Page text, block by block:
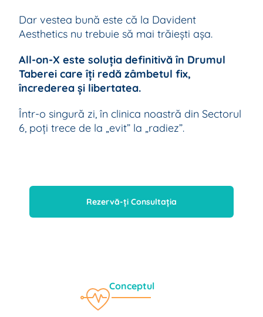
Dar vestea bună este că la Davident
Aesthetics nu trebuie să mai trăiești așa.
All-on-X este soluția definitivă în Drumul
Taberei care îți redă zâmbetul fix,
încrederea și libertatea.
Într-o singură zi, în clinica noastră din Sectorul
6, poți trece de la „evit” la „radiez”.
Rezervă-ți Consultația
Conceptul